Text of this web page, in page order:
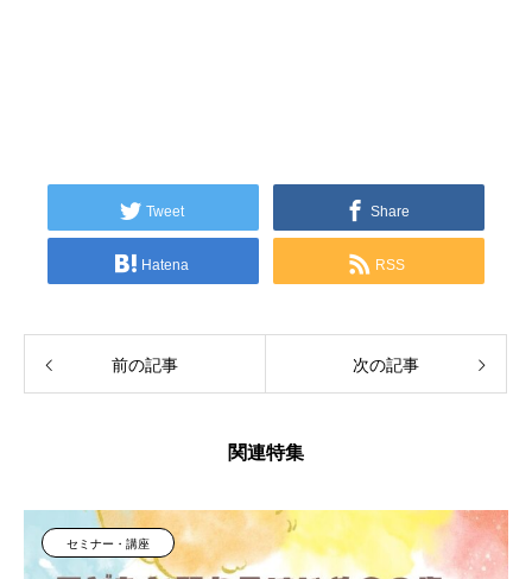
Tweet Share
Hatena RSS
前の記事 次の記事
関連特集
セミナー・講座